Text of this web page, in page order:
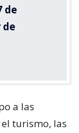
de
de
a las
turismo, las